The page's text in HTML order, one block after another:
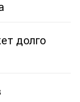
долго